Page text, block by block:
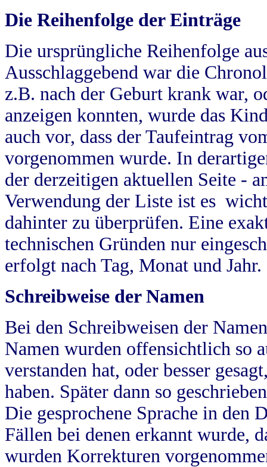
Die Reihenfolge der Einträge
Die ursprüngliche Reihenfolge
Ausschlaggebend war die
z.B. nach der Geburt krank war,
anzeigen konnten, wurde das
auch vor, dass der Taufeintrag
vorgenommen wurde. In
der derzeitigen aktuellen Seite -
Verwendung der Liste ist es
dahinter zu überprüfen. Eine
technischen Gründen nur
erfolgt nach Tag, Monat und Jahr.
Schreibweise der Namen
Bei den Schreibweisen der
Namen wurden offensichtlich so
verstanden hat, oder besser
haben. Später dann so
Die gesprochene Sprache in
Fällen bei denen erkannt wurde,
wurden Korrekturen